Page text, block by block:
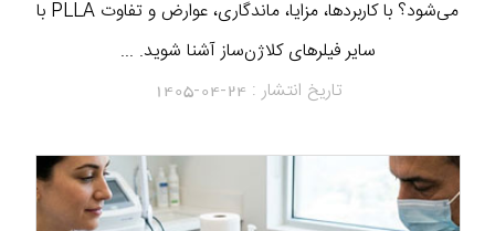
می‌شود؟ با کاربردها، مزایا، ماندگاری، عوارض و تفاوت PLLA با
سایر فیلرهای کلاژن‌ساز آشنا شوید. ...
تاریخ انتشار : 1405-04-24